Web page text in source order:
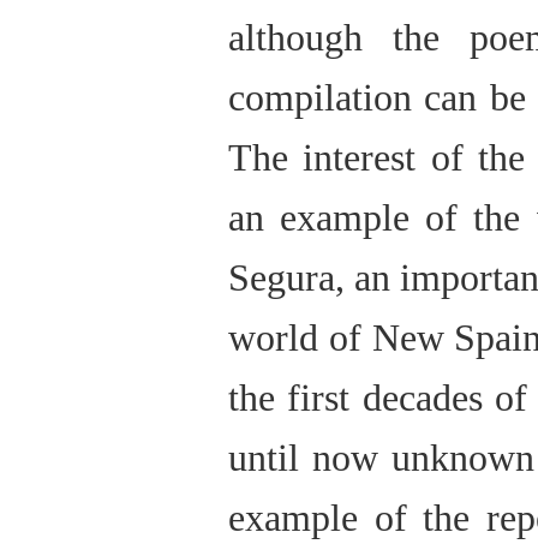
although the
compilation can be
The interest of
an example of
Segura, an
world of New
the first decades
until now
example of the